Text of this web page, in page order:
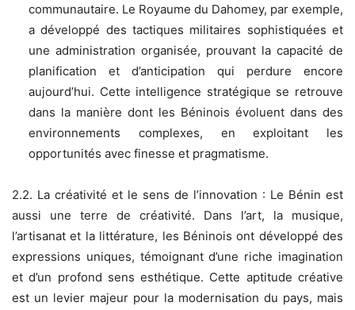
communautaire. Le Royaume du Dahomey, par exemple,
a développé des tactiques militaires sophistiquées et
une administration organisée, prouvant la capacité de
planification et d’anticipation qui perdure encore
aujourd’hui. Cette intelligence stratégique se retrouve
dans la manière dont les Béninois évoluent dans des
environnements complexes, en exploitant les
opportunités avec finesse et pragmatisme.
2.2. La créativité et le sens de l’innovation : Le Bénin est
aussi une terre de créativité. Dans l’art, la musique,
l’artisanat et la littérature, les Béninois ont développé des
expressions uniques, témoignant d’une riche imagination
et d’un profond sens esthétique. Cette aptitude créative
est un levier majeur pour la modernisation du pays, mais